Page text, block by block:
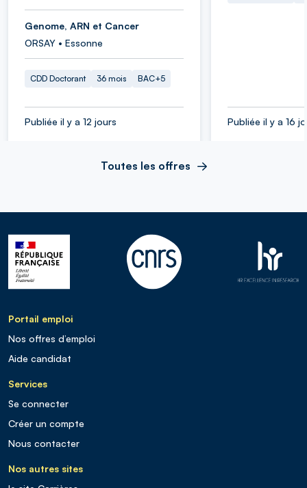
Genome, ARN et Cancer
ORSAY • Essonne
CDD Doctorant 36 mois BAC+5
Publiée il y a 12 jours Publiée il y a 16
Toutes les offres
Portail emploi
Nos offres d’emploi
Aide candidat
Services
Se connecter
Créer un compte
Nous contacter
Nos autres sites